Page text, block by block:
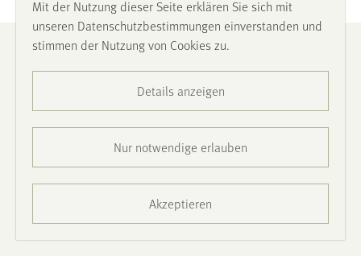
Impressum
Presse
Mit der Nutzung dieser Seite erklären Sie sich mit
unseren Datenschutzbestimmungen einverstanden und
stimmen der Nutzung von Cookies zu.
Details anzeigen
Nur notwendige erlauben
Akzeptieren